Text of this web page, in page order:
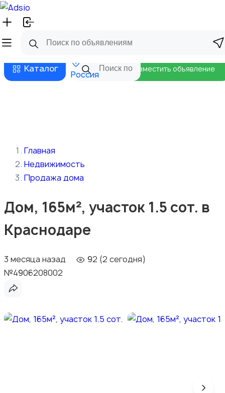
Русский
Бизнес тарифы
Каталог
Россия
Разместить объявление
Главная
Недвижимость
Продажа дома
Дом, 165м², участок 1.5 сот. в
Краснодаре
3 месяца назад
92 (2 сегодня)
№4906208002